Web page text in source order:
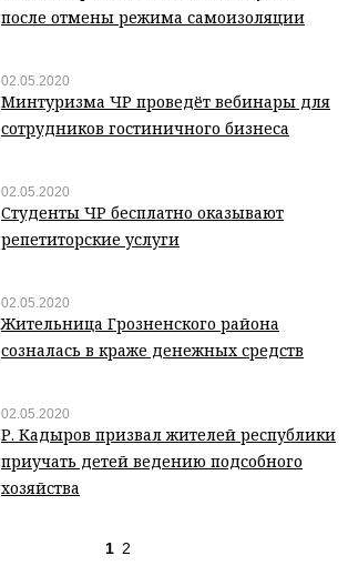
после отмены режима самоизоляции
02.05.2020
Минтуризма ЧР проведёт вебинары для
сотрудников гостиничного бизнеса
02.05.2020
Студенты ЧР бесплатно оказывают
репетиторские услуги
02.05.2020
Жительница Грозненского района
созналась в краже денежных средств
02.05.2020
Р. Кадыров призвал жителей республики
приучать детей ведению подсобного
хозяйства
1 2